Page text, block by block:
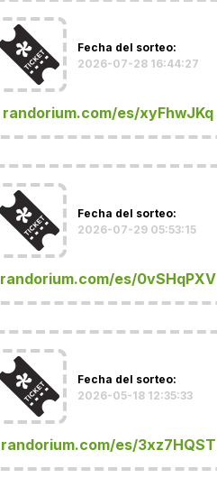
Fecha del sorteo:
2026-07-28 16:44:27
randorium.com/es/xyFhwJKq
Fecha del sorteo:
2026-07-29 05:53:15
randorium.com/es/0vSHqPXV
Fecha del sorteo:
2026-05-18 12:35:33
randorium.com/es/3xz7HQST